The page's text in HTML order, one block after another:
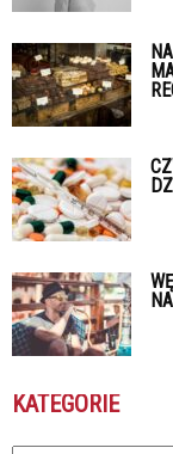
KATEGORIE
Kategorie